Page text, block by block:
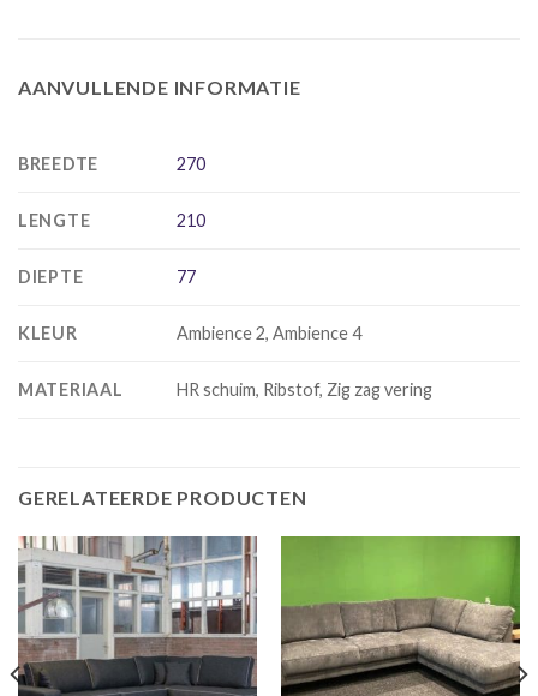
AANVULLENDE INFORMATIE
BREEDTE 270
LENGTE 210
DIEPTE 77
KLEUR Ambience 2, Ambience 4
MATERIAAL HR schuim, Ribstof, Zig zag vering
GERELATEERDE PRODUCTEN